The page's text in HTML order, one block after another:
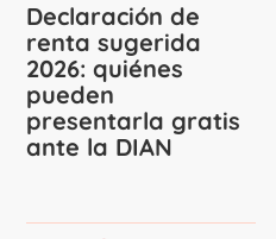
Declaración de
renta sugerida
2026: quiénes
pueden
presentarla gratis
ante la DIAN